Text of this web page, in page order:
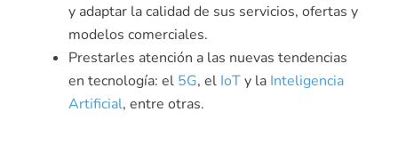
y adaptar la calidad de sus servicios, ofertas y
modelos comerciales.
Prestarles atención a las nuevas tendencias
en tecnología: el 5G, el IoTy la Inteligencia
Artificial, entre otras.